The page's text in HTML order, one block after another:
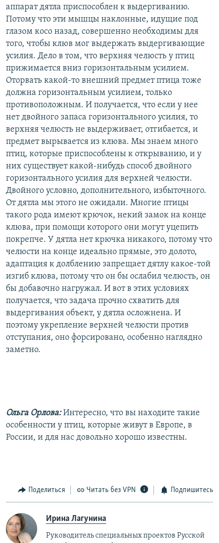
аппарат дятла приспособлен к выдергиванию.
Потому что эти мышцы наклонные, идущие под
глазом косо назад, совершенно необходимы для
того, чтобы клюв мог выдержать выдергивающие
усилия. Дело в том, что верхняя челюсть у птиц
прижимается вниз горизонтальным усилием.
Оторвать какой-то внешний предмет птица тоже
должна горизонтальным усилием, только
противоположным. И получается, что если у нее
нет двойного запаса горизонтального усилия, то
верхняя челюсть не выдерживает, отгибается, и
предмет вырывается из клюва. Мы знаем много
птиц, которые приспособлены к открыванию, и у
них существует какой-нибудь способ двойного
горизонтального усилия для верхней челюсти.
Двойного условно, дополнительного, избыточного.
От дятла мы этого не ожидали. Многие птицы
такого рода имеют крючок, некий замок на конце
клюва, при помощи которого они могут уцепить
покрепче. У дятла нет крючка никакого, потому что
челюсти на конце идеально прямые, это долото,
адаптация к долблению запрещает дятлу какое-той
изгиб клюва, потому что он бы ослабил челюсть, он
бы добавочно нагружал. И вот в этих условиях
получается, что задача прочно схватить для
выдергивания объект, у дятла осложнена. И
поэтому укрепление верхней челюсти против
отступания, оно форсировано, особенно наглядно
заметно.
Ольга Орлова:Интересно, что вы находите такие
особенности у птиц, которые живут в Европе, в
России, и для нас довольно хорошо известны.
Поделиться Читать без VPN Подпишитесь
Ирина Лагунина
Руководитель специальных проектов Русской